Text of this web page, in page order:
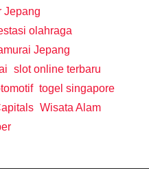
Jepang
olahraga
Jepang
slot online terbaru
togel singapore
Wisata Alam